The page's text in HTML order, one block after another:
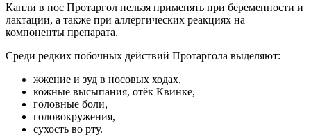
Капли в нос Протаргол нельзя применять при беременности и
лактации, а также при аллергических реакциях на
компоненты препарата.
Среди редких побочных действий Протаргола выделяют:
жжение и зуд в носовых ходах,
кожные высыпания, отёк Квинке,
головные боли,
головокружения,
сухость во рту.